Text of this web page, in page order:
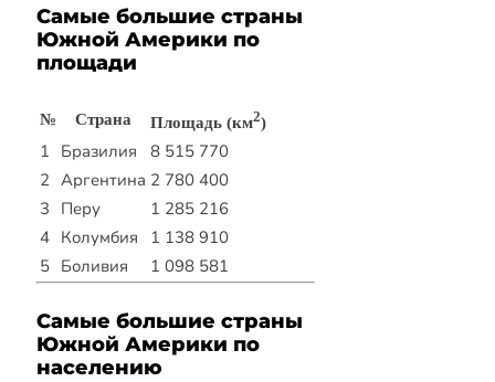
Самые большие страны
Южной Америки по
площади
№ Страна Площадь (км2)
1 Бразилия
8 515 770
2 Аргентина 2 780 400
3 Перу
1 285 216
4 Колумбия
1 138 910
5 Боливия 1 098 581
Самые большие страны
Южной Америки по
населению